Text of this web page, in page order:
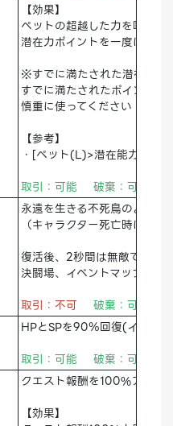
【効果】
ペットの超越した力を呼び覚
潜在力ポイントを一度に満た
※すでに満たされた潜在力ポ
すでに満たされたポイントは
慎重に使ってください
【参考】
・[ペット(L)>潜在能力]
取引：可能 破棄：可能
永遠を生きる不死鳥のよう
（キャラクター死亡時に使
復活後、2秒間は無敵です
決闘場、イベントマップ、一
取引：不可
破棄：可能
HPとSPを90％回復(インス
取引：可能 破棄：可能
クエスト報酬を100%アップ
【効果】